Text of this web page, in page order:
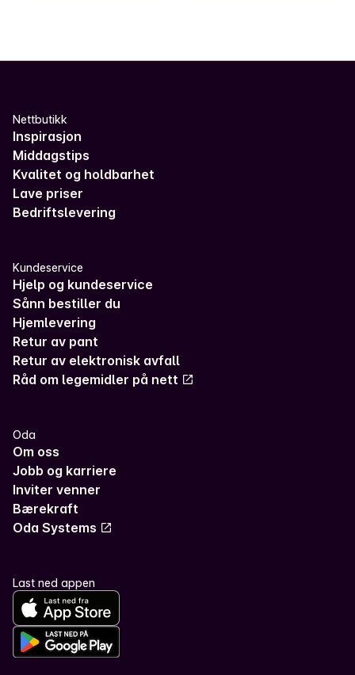
Nettbutikk
Inspirasjon
Middagstips
Kvalitet og holdbarhet
Lave priser
Bedriftslevering
Kundeservice
Hjelp og kundeservice
Sånn bestiller du
Hjemlevering
Retur av pant
Retur av elektronisk avfall
Råd om legemidler på nett
Oda
Om oss
Jobb og karriere
Inviter venner
Bærekraft
Oda Systems
Last ned appen